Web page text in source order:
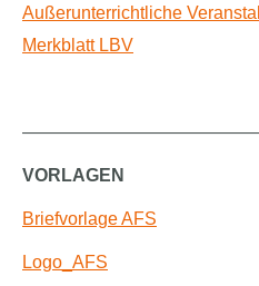
Außerunterrichtliche
Merkblatt LBV
VORLAGEN
Briefvorlage AFS
Logo_AFS